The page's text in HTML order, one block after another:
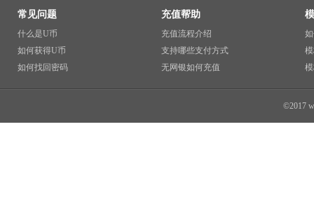
常见问题
什么是U币
如何获得U币
如何找回密码
充值帮助
充值流程介绍
支持哪些支付方式
无网银如何充值
©2017